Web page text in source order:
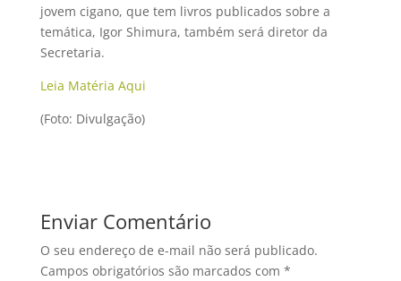
jovem cigano, que tem livros publicados sobre a
temática, Igor Shimura, também será diretor da
Secretaria.
Leia Matéria Aqui
(Foto: Divulgação)
Enviar Comentário
O seu endereço de e-mail não será publicado.
Campos obrigatórios são marcados com *